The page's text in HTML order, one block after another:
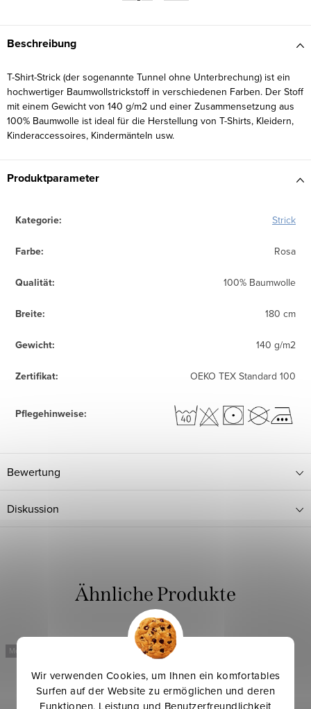
Wir verwenden Cookies, um Ihnen ein komfortables
Surfen auf der Website zu ermöglichen und deren
Funktionen, Leistung und Benutzerfreundlichkeit
Beschreibung
T-Shirt-Strick (der sogenannte Tunnel ohne Unterbrechung) ist ein
hochwertiger Baumwollstrickstoff in verschiedenen Farben. Der Stoff
mit einem Gewicht von 140 g/m2 und einer Zusammensetzung aus
100% Baumwolle ist ideal für die Herstellung von T-Shirts, Kleidern,
Kinderaccessoires, Kindermänteln usw.
Produktparameter
Kategorie: Strick
Farbe: Rosa
Qualität: 100% Baumwolle
Breite: 180 cm
Gewicht: 140 g/m2
Zertifikat: OEKO TEX Standard 100
Pflegehinweise:
Bewertung
Diskussion
Mehr für weniger Mehr für weniger